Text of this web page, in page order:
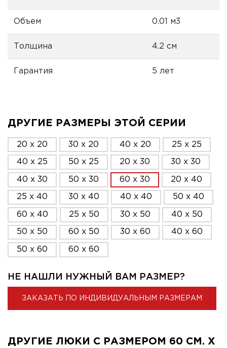
Объем 0.01 м3
Толщина 4.2 см
Гарантия 5 лет
ДРУГИЕ РАЗМЕРЫ ЭТОЙ СЕРИИ
20 x 20 30 x 20 40 x 20 25 x 25
40 x 25 50 x 25 20 x 30 30 x 30
40 x 30 50 x 30 60 x 30 20 x 40
25 x 40 30 x 40 40 x 40 50 x 40
60 x 40 25 x 50 30 x 50 40 x 50
50 x 50 60 x 50 30 x 60 40 x 60
50 x 60 60 x 60
НЕ НАШЛИ НУЖНЫЙ ВАМ РАЗМЕР?
ЗАКАЗАТЬ ПО ИНДИВИДУАЛЬНЫМ РАЗМЕРАМ
ДРУГИЕ ЛЮКИ С РАЗМЕРОМ 60 СМ. X